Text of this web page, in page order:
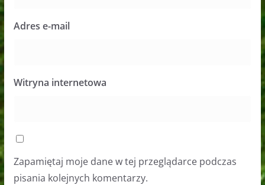
Adres e-mail
Witryna internetowa
Zapamiętaj moje dane w tej przeglądarce podczas
pisania kolejnych komentarzy.